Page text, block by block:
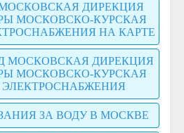
ДИРЕКЦИЯ
МОСКОВСКО-КУРСКАЯ
НА КАРТЕ
МОСКОВСКАЯ ДИРЕКЦИЯ
МОСКОВСКО-КУРСКАЯ
ЗА ВОДУ В МОСКВЕ